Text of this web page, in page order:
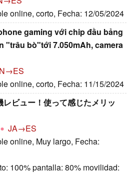
online, corto, Fecha: 12/05/2024
gaming với chip đầu bảng
"trâu bò"tới 7.050mAh, camera
online, corto, Fecha: 11/15/2024
ビュー！使って感じたメリッ
JA→ES
online, Muy largo, Fecha:
100% pantalla: 80% movilidad: